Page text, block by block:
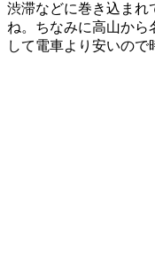
渋滞などに巻き込まれ
ね。ちなみに高山から
して電車より安いの